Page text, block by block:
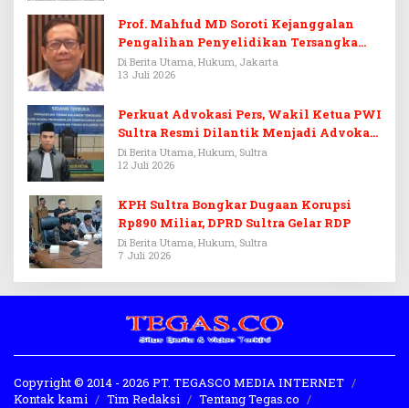
Prof. Mahfud MD Soroti Kejanggalan
Pengalihan Penyelidikan Tersangka
Febrie Adriansyah
Di Berita Utama, Hukum, Jakarta
13 Juli 2026
Perkuat Advokasi Pers, Wakil Ketua PWI
Sultra Resmi Dilantik Menjadi Advokat
PERADI
Di Berita Utama, Hukum, Sultra
12 Juli 2026
KPH Sultra Bongkar Dugaan Korupsi
Rp890 Miliar, DPRD Sultra Gelar RDP
Di Berita Utama, Hukum, Sultra
7 Juli 2026
Copyright © 2014 - 2026 PT. TEGASCO MEDIA INTERNET
Kontak kami
Tim Redaksi
Tentang Tegas.co